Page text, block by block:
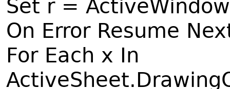
Set r =
On Error Resume
For Each x In